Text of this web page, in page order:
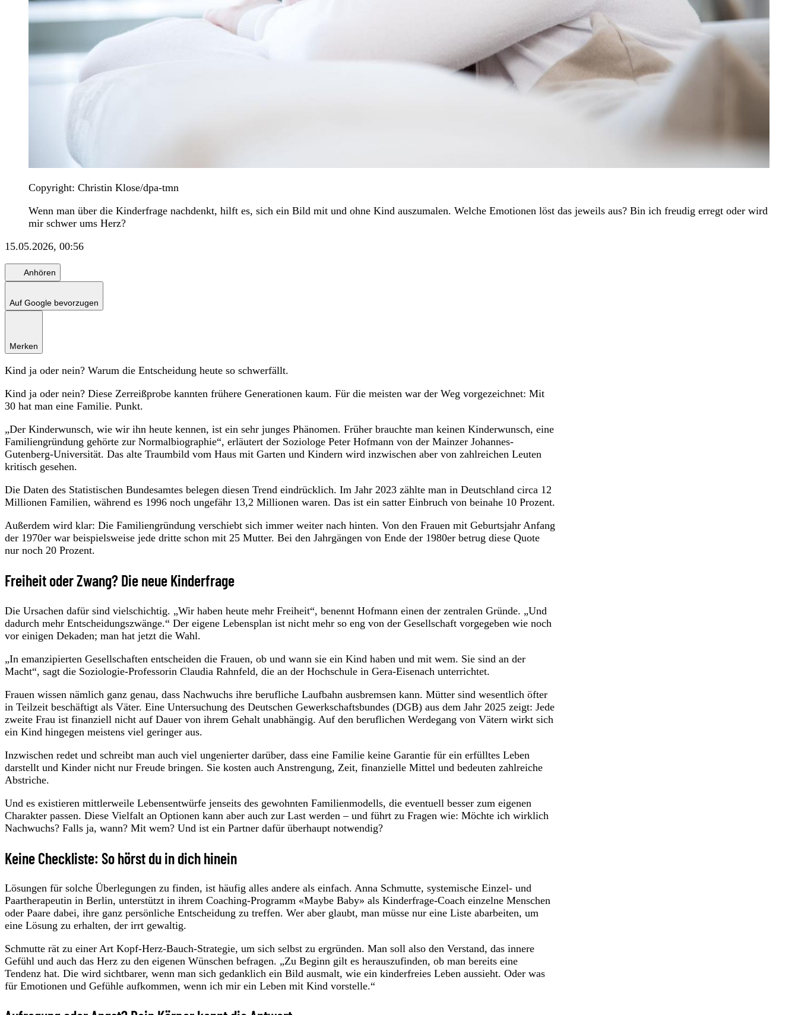
Copyright: Christin Klose/dpa-tmn
Wenn man über die Kinderfrage nachdenkt, hilft es, sich ein Bild mit und ohne Kind auszumalen. Welche Emotionen löst das jeweils aus? Bin ich freudig erregt oder wird
mir schwer ums Herz?
15.05.2026, 00:56
Anhören
Auf Google bevorzugen
Merken
Kind ja oder nein? Warum die Entscheidung heute so schwerfällt.
Kind ja oder nein? Diese Zerreißprobe kannten frühere Generationen kaum. Für die meisten war der Weg vorgezeichnet: Mit
30 hat man eine Familie. Punkt.
„Der Kinderwunsch, wie wir ihn heute kennen, ist ein sehr junges Phänomen. Früher brauchte man keinen Kinderwunsch, eine
Familiengründung gehörte zur Normalbiographie“, erläutert der Soziologe Peter Hofmann von der Mainzer Johannes-
Gutenberg-Universität. Das alte Traumbild vom Haus mit Garten und Kindern wird inzwischen aber von zahlreichen Leuten
kritisch gesehen.
Die Daten des Statistischen Bundesamtes belegen diesen Trend eindrücklich. Im Jahr 2023 zählte man in Deutschland circa 12
Millionen Familien, während es 1996 noch ungefähr 13,2 Millionen waren. Das ist ein satter Einbruch von beinahe 10 Prozent.
Außerdem wird klar: Die Familiengründung verschiebt sich immer weiter nach hinten. Von den Frauen mit Geburtsjahr Anfang
der 1970er war beispielsweise jede dritte schon mit 25 Mutter. Bei den Jahrgängen von Ende der 1980er betrug diese Quote
nur noch 20 Prozent.
Freiheit oder Zwang? Die neue Kinderfrage
Die Ursachen dafür sind vielschichtig. „Wir haben heute mehr Freiheit“, benennt Hofmann einen der zentralen Gründe. „Und
dadurch mehr Entscheidungszwänge.“ Der eigene Lebensplan ist nicht mehr so eng von der Gesellschaft vorgegeben wie noch
vor einigen Dekaden; man hat jetzt die Wahl.
„In emanzipierten Gesellschaften entscheiden die Frauen, ob und wann sie ein Kind haben und mit wem. Sie sind an der
Macht“, sagt die Soziologie-Professorin Claudia Rahnfeld, die an der Hochschule in Gera-Eisenach unterrichtet.
Frauen wissen nämlich ganz genau, dass Nachwuchs ihre berufliche Laufbahn ausbremsen kann. Mütter sind wesentlich öfter
in Teilzeit beschäftigt als Väter. Eine Untersuchung des Deutschen Gewerkschaftsbundes (DGB) aus dem Jahr 2025 zeigt: Jede
zweite Frau ist finanziell nicht auf Dauer von ihrem Gehalt unabhängig. Auf den beruflichen Werdegang von Vätern wirkt sich
ein Kind hingegen meistens viel geringer aus.
Inzwischen redet und schreibt man auch viel ungenierter darüber, dass eine Familie keine Garantie für ein erfülltes Leben
darstellt und Kinder nicht nur Freude bringen. Sie kosten auch Anstrengung, Zeit, finanzielle Mittel und bedeuten zahlreiche
Abstriche.
Und es existieren mittlerweile Lebensentwürfe jenseits des gewohnten Familienmodells, die eventuell besser zum eigenen
Charakter passen. Diese Vielfalt an Optionen kann aber auch zur Last werden – und führt zu Fragen wie: Möchte ich wirklich
Nachwuchs? Falls ja, wann? Mit wem? Und ist ein Partner dafür überhaupt notwendig?
Keine Checkliste: So hörst du in dich hinein
Lösungen für solche Überlegungen zu finden, ist häufig alles andere als einfach. Anna Schmutte, systemische Einzel- und
Paartherapeutin in Berlin, unterstützt in ihrem Coaching-Programm «Maybe Baby» als Kinderfrage-Coach einzelne Menschen
oder Paare dabei, ihre ganz persönliche Entscheidung zu treffen. Wer aber glaubt, man müsse nur eine Liste abarbeiten, um
eine Lösung zu erhalten, der irrt gewaltig.
Schmutte rät zu einer Art Kopf-Herz-Bauch-Strategie, um sich selbst zu ergründen. Man soll also den Verstand, das innere
Gefühl und auch das Herz zu den eigenen Wünschen befragen. „Zu Beginn gilt es herauszufinden, ob man bereits eine
Tendenz hat. Die wird sichtbarer, wenn man sich gedanklich ein Bild ausmalt, wie ein kinderfreies Leben aussieht. Oder was
für Emotionen und Gefühle aufkommen, wenn ich mir ein Leben mit Kind vorstelle.“